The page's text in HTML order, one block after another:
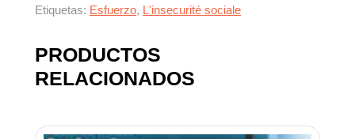
Etiquetas: Esfuerzo, L'insecurité sociale
PRODUCTOS
RELACIONADOS